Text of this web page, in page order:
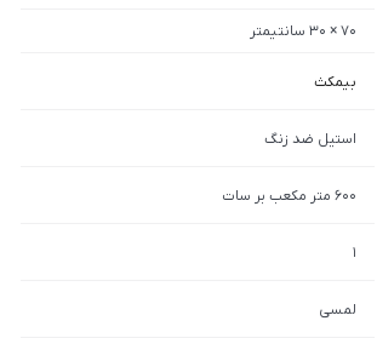
70 × 30 سانتیمتر
بیمکث
استیل ضد زنگ
600 متر مکعب بر سات
1
لمسی